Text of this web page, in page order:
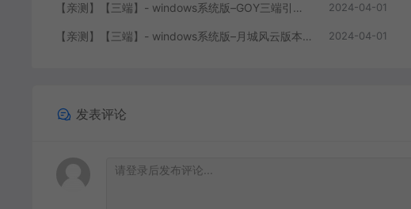
【亲测】【三端】- windows系统版–GOY三端引擎 团购版 复古底板 + 服务端+ 微端补丁+工具+教程 +引擎源码 2024-04-01
【亲测】【三端】- windows系统版–月城风云版本 山炮引擎 防XO服务端 客户端 版本+工具+微端+搭建说明 2024-04-01
发表评论